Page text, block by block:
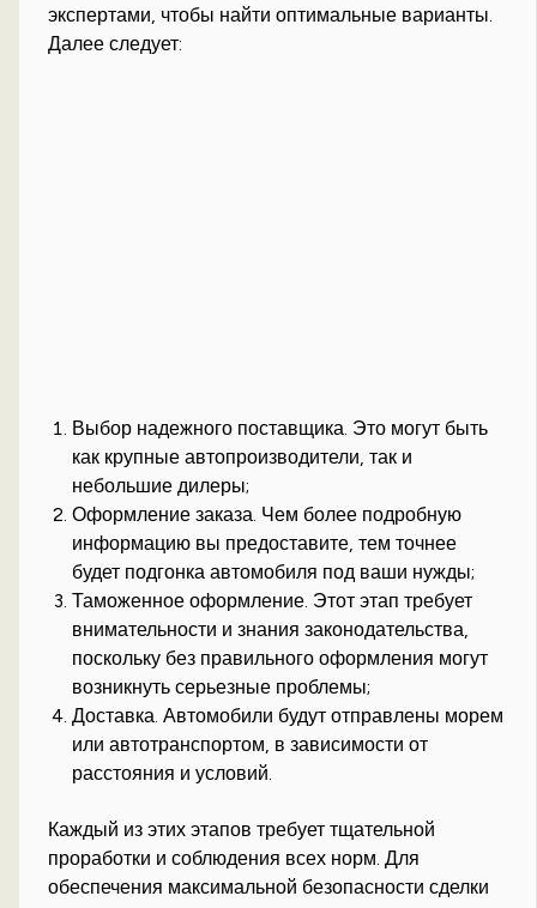
экспертами, чтобы найти оптимальные варианты.
Далее следует:
Выбор надежного поставщика. Это могут быть
как крупные автопроизводители, так и
небольшие дилеры;
Оформление заказа. Чем более подробную
информацию вы предоставите, тем точнее
будет подгонка автомобиля под ваши нужды;
Таможенное оформление. Этот этап требует
внимательности и знания законодательства,
поскольку без правильного оформления могут
возникнуть серьезные проблемы;
Доставка. Автомобили будут отправлены морем
или автотранспортом, в зависимости от
расстояния и условий.
Каждый из этих этапов требует тщательной
проработки и соблюдения всех норм. Для
обеспечения максимальной безопасности сделки